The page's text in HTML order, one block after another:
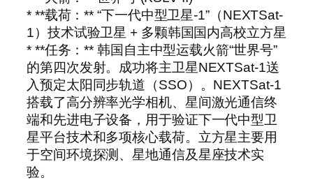
* **载荷：** “下一代中型卫星-1”（NEXTSat-
1）技术试验卫星 + 多颗韩国国内高校立方星
* **任务：** 韩国自主中型运载火箭“世界号”
的第四次发射。成功将主卫星NEXTSat-1送
入预定太阳同步轨道（SSO）。NEXTSat-1
搭载了高分辨率光学相机、星间激光通信终
端和先进电子设备，用于验证下一代中型卫
星平台技术和多项核心载荷。立方星主要用
于空间环境探测、星地通信及星座技术实
验。